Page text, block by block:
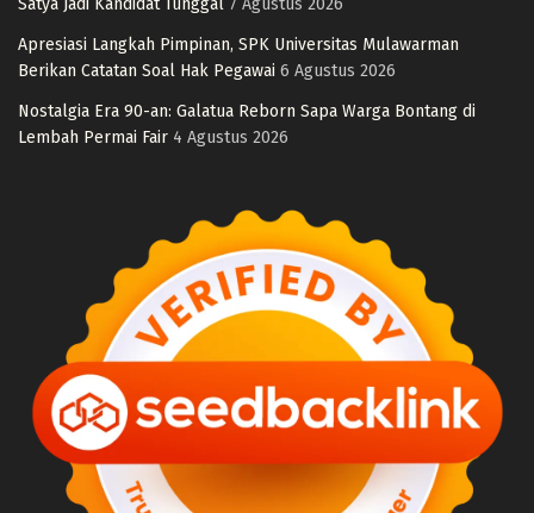
Satya Jadi Kandidat Tunggal 7 Agustus 2026
Apresiasi Langkah Pimpinan, SPK Universitas Mulawarman
Berikan Catatan Soal Hak Pegawai 6 Agustus 2026
Nostalgia Era 90-an: Galatua Reborn Sapa Warga Bontang di
Lembah Permai Fair 4 Agustus 2026